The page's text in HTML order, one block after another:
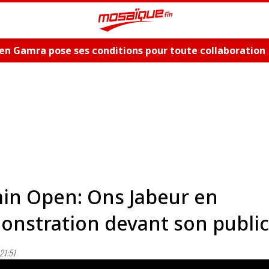
Gamra pose ses conditions pour toute collaboration
Open: Ons Jabeur en
devant son public